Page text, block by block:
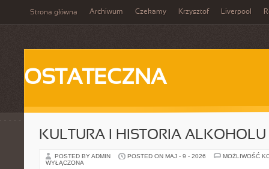
Strona główna Archiwum Czekamy Krzysztof Liverpool
OSTATECZNA
KULTURA I HISTORIA ALKOHOLU
POSTED BY ADMIN POSTED ON MAJ - 9 - 2026
MOŻLIWOŚĆ
WYŁĄCZONA